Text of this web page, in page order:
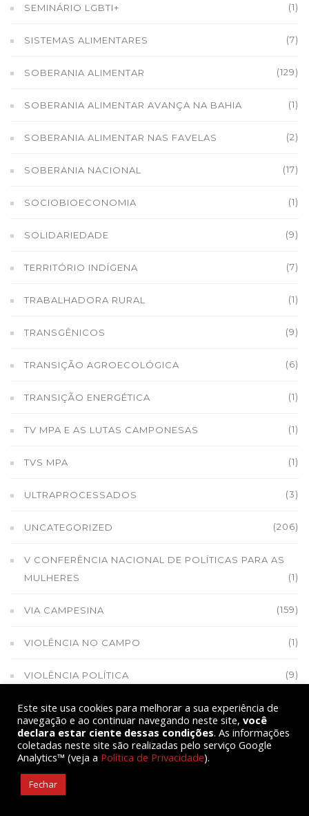
SEMINÁRIO LGBTI+ (1)
SISTEMAS ALIMENTARES (7)
SOBERANIA ALIMENTAR (129)
SOBERANIA ALIMENTAR AVANÇA NA BAHIA (1)
SOBERANIA ALIMENTAR NAS FAVELAS (2)
SOBERANIA NACIONAL (17)
SOCIOBIOECONOMIA (1)
SOLIDARIEDADE (9)
TERRITÓRIO INDÍGENA (7)
TRABALHADORA RURAL (1)
TRANSGÊNICOS (9)
TRANSIÇÃO AGROECOLÓGICA (6)
TRANSIÇÃO ENERGÉTICA (1)
TV MPA E AS LUTAS CAMPONESAS (1)
TVS MPA (1)
ULTRAPROCESSADOS (3)
UNCATEGORIZED (206)
V CONFERÊNCIA NACIONAL DE POLÍTICAS PARA AS
MULHERES
(1)
VIA CAMPESINA (159)
VIOLÊNCIA NO CAMPO (1)
VIOLÊNCIA POLÍTICA (9)
VITÓRIA DO QUILOMBOLA DE MAGARATIBA
VITÓRIA DOS ASSENTADOS EM PONTO NOVO (1)
VOZES CAMPONESAS - RÁDIO
Este site usa cookies para melhorar a sua experiência de
navegação e ao continuar navegando neste site, você
declara estar ciente dessas condições. As informações
coletadas neste site são realizadas pelo serviço Google
Analytics™ (veja a Política de Privacidade).
Fechar